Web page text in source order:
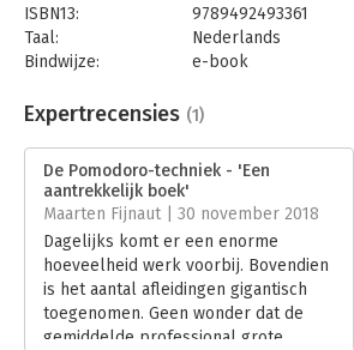
ISBN13:
9789492493361
Taal:
Nederlands
Bindwijze:
e-book
Bestandsformaat:
epub
Uitgever:
Maven Publishing
Druk:
1
Verschijningsdatum:
11-10-2018
Hoofdrubriek: Psychologie
Expertrecensies (1)
De Pomodoro-techniek - 'Een
aantrekkelijk boek'
Maarten Fijnaut | 30 november 2018
Dagelijks komt er een enorme
hoeveelheid werk voorbij. Bovendien
is het aantal afleidingen gigantisch
toegenomen. Geen wonder dat de
gemiddelde professional grote